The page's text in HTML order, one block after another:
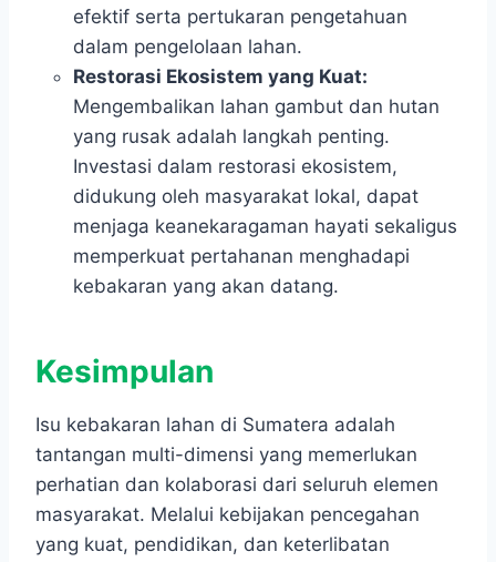
efektif serta pertukaran pengetahuan
dalam pengelolaan lahan.
Restorasi Ekosistem yang Kuat:
Mengembalikan lahan gambut dan hutan
yang rusak adalah langkah penting.
Investasi dalam restorasi ekosistem,
didukung oleh masyarakat lokal, dapat
menjaga keanekaragaman hayati sekaligus
memperkuat pertahanan menghadapi
kebakaran yang akan datang.
Kesimpulan
Isu kebakaran lahan di Sumatera adalah
tantangan multi-dimensi yang memerlukan
perhatian dan kolaborasi dari seluruh elemen
masyarakat. Melalui kebijakan pencegahan
yang kuat, pendidikan, dan keterlibatan